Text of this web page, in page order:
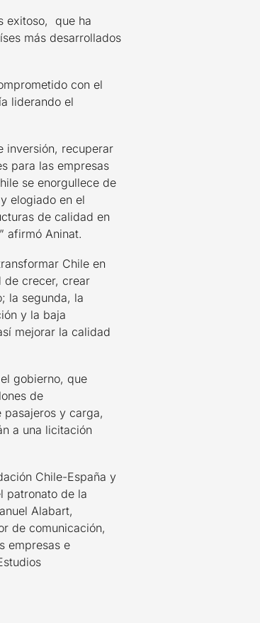
exitoso, que ha
más desarrollados
con el
liderando el
inversión, recuperar
para las empresas
se enorgullece de
elogiado en el
de calidad en
afirmó Aninat.
Chile en
de crecer, crear
la segunda, la
y la baja
mejorar la calidad
gobierno, que
de
y carga,
a una licitación
Chile-España y
patronato de la
Alabart,
de comunicación,
empresas e